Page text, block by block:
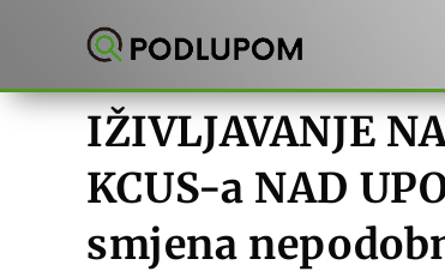
IŽIVLJAVANJE
KCUS-a NAD
smjena